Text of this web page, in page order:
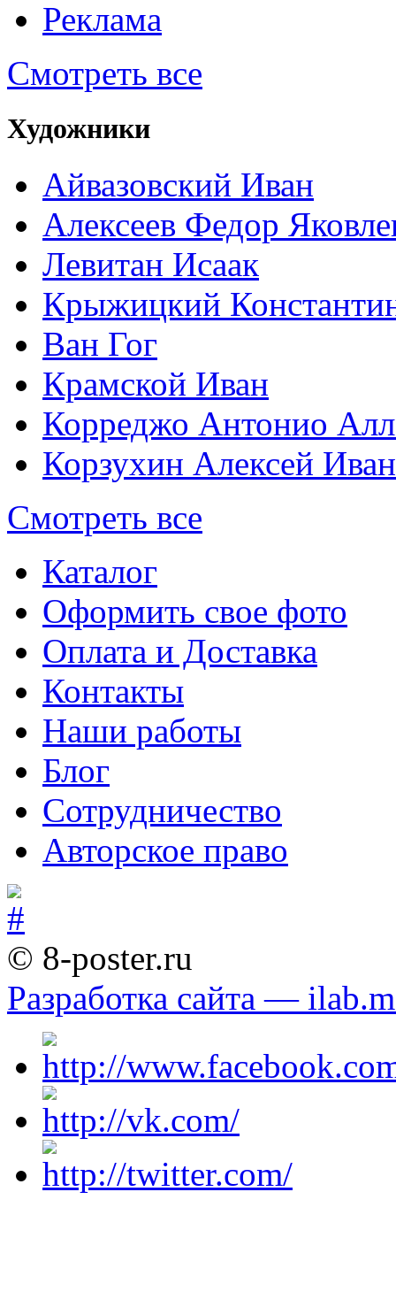
Реклама
Смотреть все
Художники
Айвазовский Иван
Алексеев Федор
Левитан Исаак
Крыжицкий
Ван Гог
Крамской Иван
Корреджо Антонио
Корзухин Алексей
Смотреть все
Каталог
Оформить свое фото
Оплата и Доставка
Контакты
Наши работы
Блог
Сотрудничество
Авторское право
© 8-poster.ru
Разработка сайта —